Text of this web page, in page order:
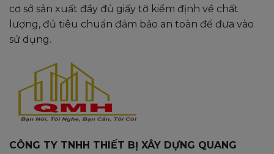
cơ sở sản xuất đầy đủ giấy tờ kiểm định về chất
lượng, đủ tiêu chuẩn đảm bảo an toàn để đưa vào
sử dụng.
CÔNG TY TNHH THIẾT BỊ XÂY DỰNG QUANG